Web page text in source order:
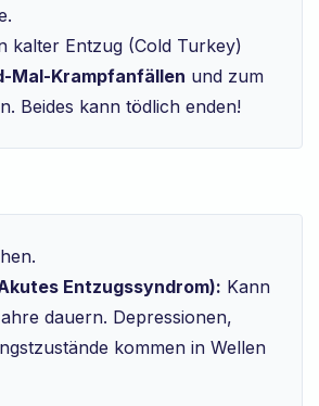
kalter Entzug (Cold Turkey)
Mal-Krampfanfällen und zum
Beides kann tödlich enden!
Entzugssyndrom): Kann
dauern. Depressionen,
kommen in Wellen